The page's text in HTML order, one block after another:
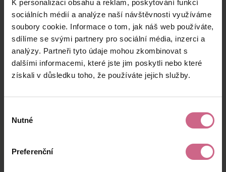
K personalizaci obsahu a reklam, poskytování funkcí
sociálních médií a analýze naší návštěvnosti využíváme
soubory cookie. Informace o tom, jak náš web používáte,
sdílíme se svými partnery pro sociální média, inzerci a
analýzy. Partneři tyto údaje mohou zkombinovat s
dalšími informacemi, které jste jim poskytli nebo které
získali v důsledku toho, že používáte jejich služby.
souhlasu
Nutné
Preferenční
M****
K****
20. 8. 2024
20:45:32
S****
400 Kč
20. 8. 2024
20:45:21
1 243 Kč
P****
D****
300 Kč
20. 8. 2024
20:43:41
932 Kč
keyboard_arrow_left keyboard_arrow_right